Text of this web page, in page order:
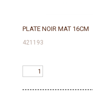
PLATE NOIR MAT 16CM
421193